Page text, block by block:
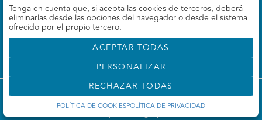
660 78 69 37
info@valoralia.es
©Valoralia- Todos los derechos reservados
Desarrollado por Labelgrup Networks.
Tenga en cuenta que, si acepta las cookies de terceros, deberá
eliminarlas desde las opciones del navegador o desde el sistema
ofrecido por el propio tercero.
ACEPTAR TODAS
PERSONALIZAR
RECHAZAR TODAS
POLÍTICA DE COOKIESPOLÍTICA DE PRIVACIDAD